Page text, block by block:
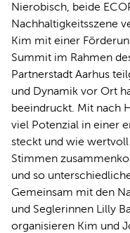
Nierobisch, beide
Nachhaltigkeitsszene
Kim mit einer
Summit im Rahmen
Partnerstadt Aarhus
und Dynamik vor Ort
beeindruckt. Mit nach
viel Potenzial in einer
steckt und wie
Stimmen
und so
Gemeinsam mit den
und Seglerinnen Lilly
organisieren Kim und